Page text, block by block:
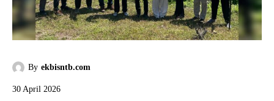
By ekbisntb.com
30 April 2026